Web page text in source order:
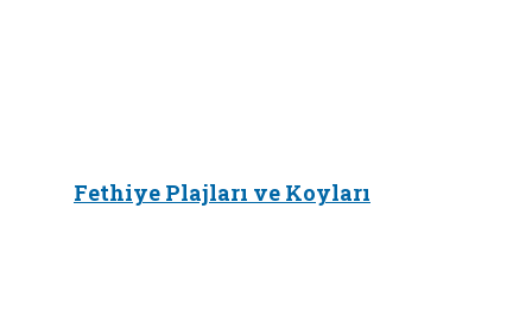
Fethiye Plajları ve Koyları